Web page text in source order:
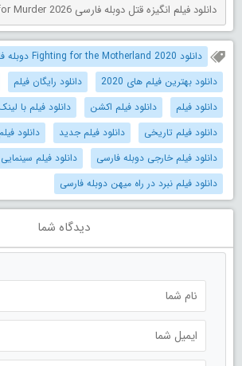
دانلود فیلم انگیزه قتل دوبله فارسی M4M: Motive for Murder 2026
دانلود Fighting for the Motherland 2020 دوبله فارسی
دانلود بهترین فیلم های 2020
دانلود رایگان فیلم
دانلود فیلم
دانلود فیلم اکشن
دانلود فیلم با
دانلود فیلم تاریخی
دانلود فیلم جدید
دانلود
دانلود فیلم خارجی دوبله فارسی
دانلود فیلم سینمایی
دانلود فیلم نبرد در راه میهن دوبله فارسی
دیدگاه شما